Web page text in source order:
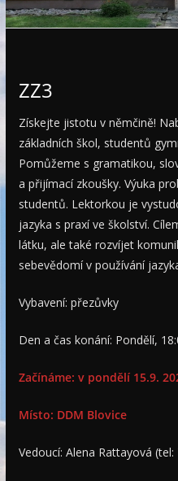
e
ZZ3
Získejte jistotu v němčině!
základních škol, studentů
Pomůžeme s gramatikou,
a přijímací zkoušky. Výuka
studentů. Lektorkou je
jazyka s praxí ve školství.
látku, ale také rozvíjet
sebevědomí v používání
Vybavení: přezůvky
Den a čas konání: Pondělí,
Začínáme: v pondělí 15.9.
Místo: DDM Blovice
Vedoucí: Alena Rattayová